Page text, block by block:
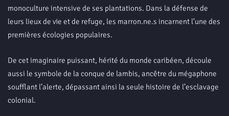
monoculture intensive de ses plantations. Dans la défense de
leurs lieux de vie et de refuge, les marron.ne.s incarnent l’une des
premières écologies populaires.
De cet imaginaire puissant, hérité du monde caribéen, découle
aussi le symbole de la conque de lambis, ancêtre du mégaphone
soufflant l’alerte, dépassant ainsi la seule histoire de l’esclavage
colonial.